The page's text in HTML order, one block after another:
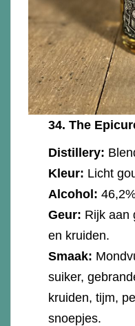
34. The
Distillery:
Kleur: Licht
Alcohol:
Geur: Rijk aan
en kruiden.
Smaak:
suiker,
kruiden, tijm,
snoepjes.